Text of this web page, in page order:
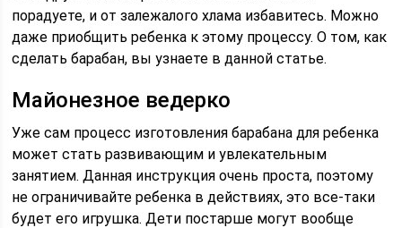
порадуете, и от залежалого хлама избавитесь. Можно
даже приобщить ребенка к этому процессу. О том, как
сделать барабан, вы узнаете в данной статье.
Майонезное ведерко
Уже сам процесс изготовления барабана для ребенка
может стать развивающим и увлекательным
занятием. Данная инструкция очень проста, поэтому
не ограничивайте ребенка в действиях, это все-таки
будет его игрушка. Дети постарше могут вообще